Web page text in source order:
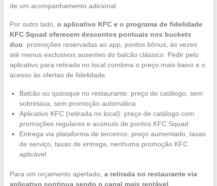
de um acompanhamento adicional.
Por outro lado, o aplicativo KFC e o programa de fidelidade
KFC Squad oferecem descontos pontuais nos buckets
duo: promoções reservadas ao app, pontos bônus, às vezes
até menus exclusivos ausentes do balcão clássico. Pedir pelo
aplicativo para retirada no local combina o preço mais baixo e o
acesso às ofertas de fidelidade.
Balcão ou quiosque no restaurante: preço de catálogo, sem
sobretaxa, sem promoção automática
Aplicativo KFC (retirada no local): preço de catálogo com
promoções regulares e acúmulo de pontos KFC Squad
Entrega via plataforma de terceiros: preço aumentado, taxas
de serviço, taxas de entrega, nenhuma promoção KFC
aplicável
Para um orçamento apertado, a retirada no restaurante via
aplicativo continua sendo o canal mais rentável